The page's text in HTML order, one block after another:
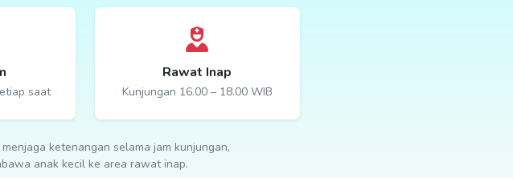
saat
Rawat Inap
Kunjungan 16.00 – 18.00 WIB
ketenangan selama jam kunjungan,
anak kecil ke area rawat inap.